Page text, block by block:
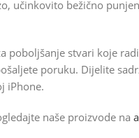
učinkovito bežično
poboljšanje stvari koje
poruku. Dijelite
iPhone.
naše proizvode na